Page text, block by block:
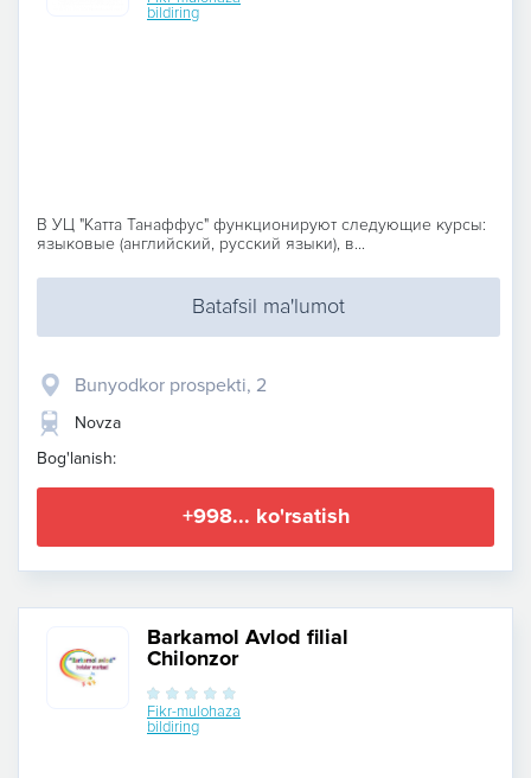
bildiring
В УЦ "Катта Танаффус" функционируют следующие курсы:
языковые (английский, русский языки), в...
Batafsil ma'lumot
Bunyodkor prospekti, 2
Novza
Bog'lanish:
+998... ko'rsatish
Barkamol Avlod filial
Chilonzor
Fikr-mulohaza
bildiring